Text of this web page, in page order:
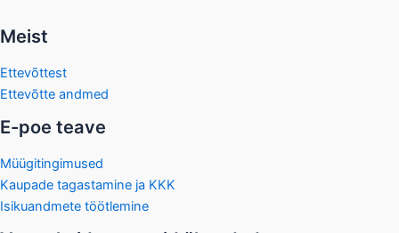
Meist
Ettevõttest
Ettevõtte andmed
E-poe teave
Müügitingimused
Kaupade tagastamine ja KKK
Isikuandmete töötlemine